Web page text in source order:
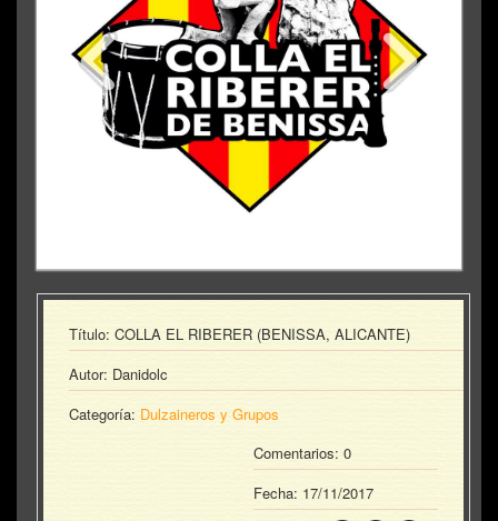
Título: COLLA EL RIBERER (BENISSA, ALICANTE)
Autor: Danidolc
Categoría: Dulzaineros y Grupos
Comentarios: 0
Fecha: 17/11/2017